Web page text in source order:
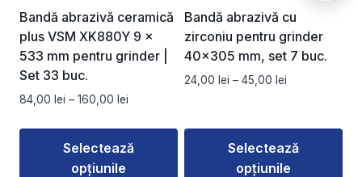
fi
alese
în
pagina
fi
alese
în
produsului.
Bandă abrazivă ceramică
plus VSM XK880Y 9 ×
533 mm pentru grinder |
Set 33 buc.
84,00 lei – 160,00 lei
prețuri:
84,00 lei
Selectează
opțiunile
Bandă abrazivă cu
zirconiu pentru grinder
40×305 mm, set 7 buc.
24,00 lei – 45,00 lei
24,00 lei
până
la
Selectează
opțiunile